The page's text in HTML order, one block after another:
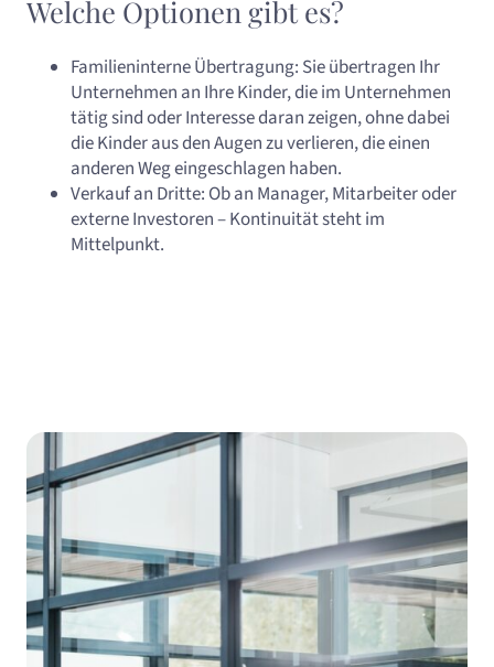
Welche Optionen gibt es?
Familieninterne Übertragung: Sie übertragen Ihr
Unternehmen an Ihre Kinder, die im Unternehmen
tätig sind oder Interesse daran zeigen, ohne dabei
die Kinder aus den Augen zu verlieren, die einen
anderen Weg eingeschlagen haben.
Verkauf an Dritte: Ob an Manager, Mitarbeiter oder
externe Investoren – Kontinuität steht im
Mittelpunkt.